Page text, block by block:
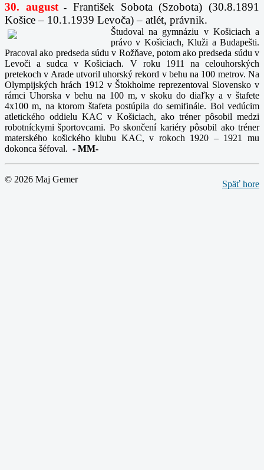
30. august-
František Sobota (Szobota) (30.8.1891
Košice – 10.1.1939 Levoča) – atlét, právnik.
Študoval na gymnáziu v Košiciach a
právo v Košiciach, Kluži a Budapešti.
Pracoval ako predseda súdu v Rožňave, potom ako predseda súdu v
Levoči a sudca v Košiciach. V roku 1911 na celouhorských
pretekoch v Arade utvoril uhorský rekord v behu na 100 metrov. Na
Olympijských hrách 1912 v Štokholme reprezentoval Slovensko v
rámci Uhorska v behu na 100 m, v skoku do diaľky a v štafete
4x100 m, na ktorom štafeta postúpila do semifinále. Bol vedúcim
atletického oddielu KAC v Košiciach, ako tréner pôsobil medzi
robotníckymi športovcami. Po skončení kariéry pôsobil ako tréner
materského košického klubu KAC, v rokoch 1920 – 1921 mu
dokonca šéfoval. - MM-
Späť hore
© 2026 Maj Gemer